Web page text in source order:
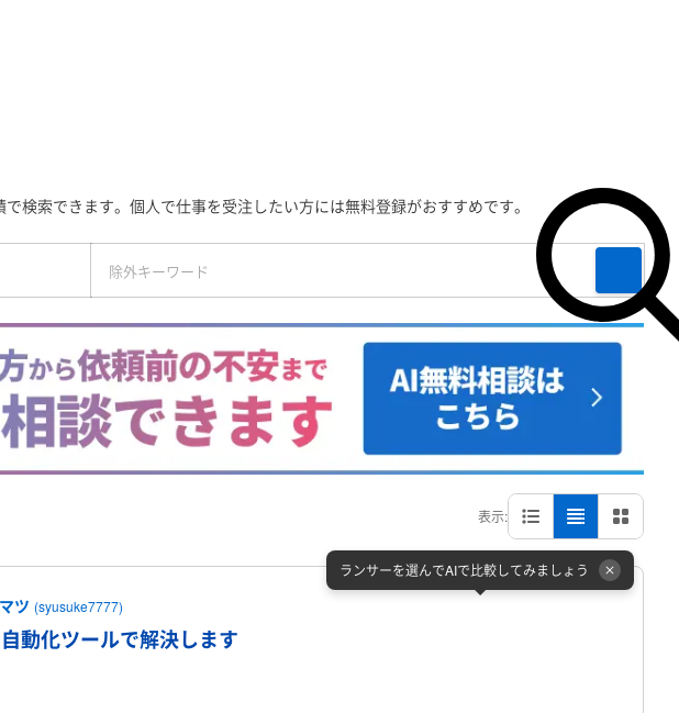
検索できます。個人で仕事を受注したい方には無料登録がおすすめです。
検索
表示:
ツ (syusuke7777)
動化ツールで解決します
ランサーを選んでAIで比較してみましょう